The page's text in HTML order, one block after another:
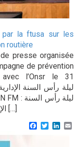
par la ftusa sur les
routière
presse organisée
de prévention
avec l’Onsr le 31
الإدارية …صفر حوادث مرور بتونس العاصمة […]
Facebook
Twitter